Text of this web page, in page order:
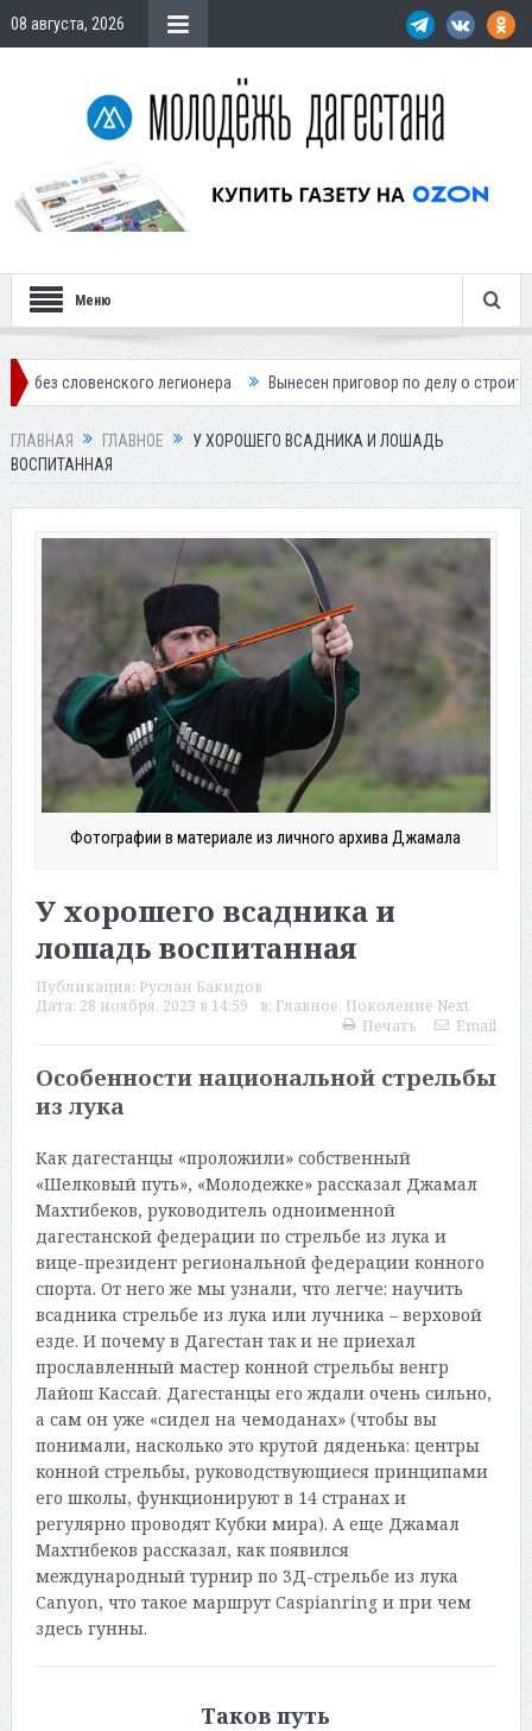
08 августа, 2026
Меню
легионера Вынесен приговор по делу о строительстве гостиницы у
ГЛАВНАЯ ГЛАВНОЕ
У ХОРОШЕГО ВСАДНИКА И ЛОШАДЬ
ВОСПИТАННАЯ
Фотографии в материале из личного архива Джамала
У хорошего всадника и
лошадь воспитанная
Публикация: Руслан Бакидов
Дата: 28 ноября, 2023 в 14:59 в: Главное, Поколение Next
Печать
Email
Особенности национальной стрельбы
из лука
Как дагестанцы «проложили» собственный
«Шелковый путь», «Молодежке» рассказал Джамал
Махтибеков, руководитель одноименной
дагестанской федерации по стрельбе из лука и
вице-президент региональной федерации конного
спорта. От него же мы узнали, что легче: научить
всадника стрельбе из лука или лучника – верховой
езде. И почему в Дагестан так и не приехал
прославленный мастер конной стрельбы венгр
Лайош Кассай. Дагестанцы его ждали очень сильно,
а сам он уже «сидел на чемоданах» (чтобы вы
понимали, насколько это крутой дяденька: центры
конной стрельбы, руководствующиеся принципами
его школы, функционируют в 14 странах и
регулярно проводят Кубки мира). А еще Джамал
Махтибеков рассказал, как появился
международный турнир по 3Д-стрельбе из лука
Canyon, что такое маршрут Caspianring и при чем
здесь гунны.
Таков путь